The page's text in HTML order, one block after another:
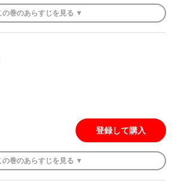
の巻のあらすじを 見る ▼
登録して購入
の巻のあらすじを 見る ▼